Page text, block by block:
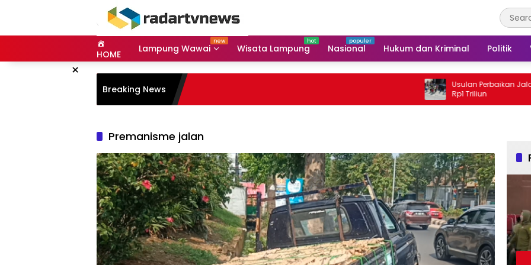
HOME Lampung Wawai Wisata Lampung Nasional Hukum dan Kriminal Politik
×
Breaking News
Usulan Perbaikan Jalan IJD
Rp1 Triliun
Premanisme jalan